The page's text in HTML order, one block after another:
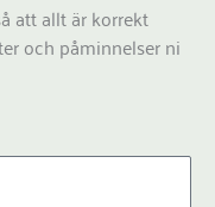
att allt är korrekt
och påminnelser ni